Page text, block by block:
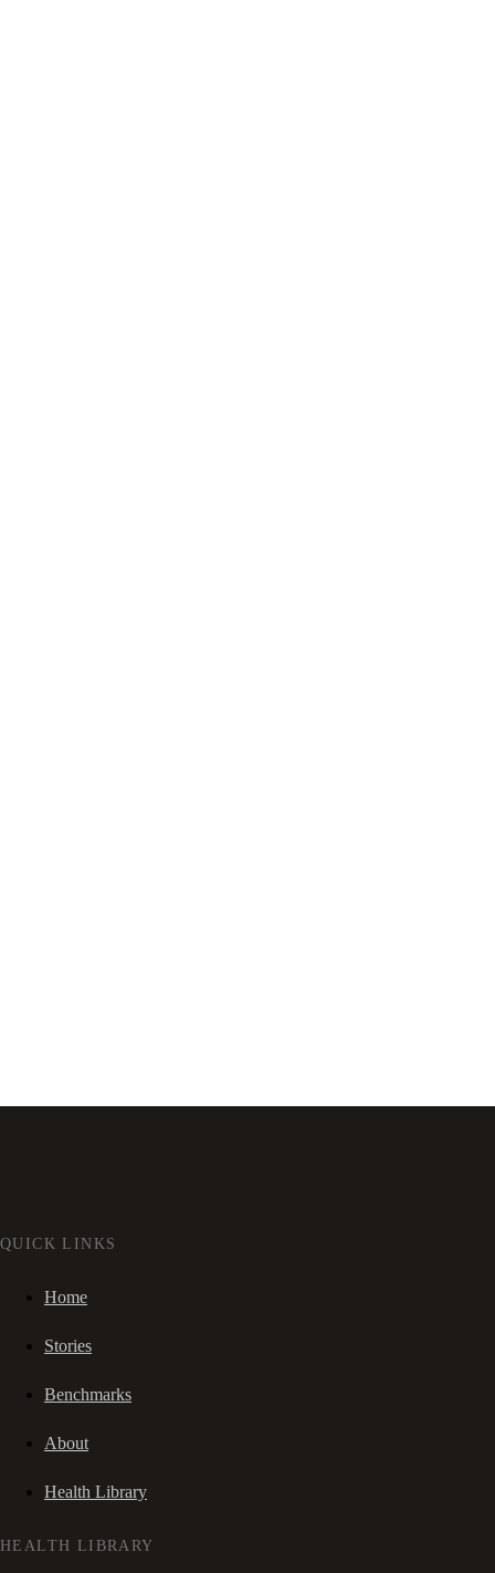
QUICK LINKS
Home
Stories
Benchmarks
About
Health Library
HEALTH LIBRARY